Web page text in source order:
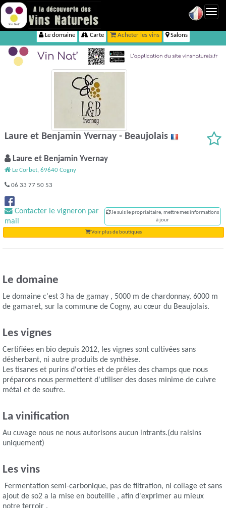
Le domaine Carte Acheter les vins Salons
Laure et Benjamin Yvernay - Beaujolais
Laure et Benjamin Yvernay
Le Corbet, 69640 Cogny
06 33 77 50 53
Contacter le vigneron par
mail
Je suis le propriaitaire, mettre mes informations
à jour
Voir plus de boutiques
Le domaine
Le domaine c'est 3 ha de gamay , 5000 m de chardonnay, 6000 m
de gamaret, sur la commune de Cogny, au cœur du Beaujolais.
Les vignes
Certifiées en bio depuis 2012, les vignes sont cultivées sans
désherbant, ni autre produits de synthèse.
Les tisanes et purins d'orties et de prêles des champs que nous
préparons nous permettent d'utiliser des doses minime de cuivre
métal et de soufre.
La vinification
Au cuvage nous ne nous autorisons aucun intrants.(du raisins
uniquement)
Les vins
Fermentation semi-carbonique, pas de filtration, ni collage et sans
ajout de so2 a la mise en bouteille , afin d'exprimer au mieux
notre terroir .